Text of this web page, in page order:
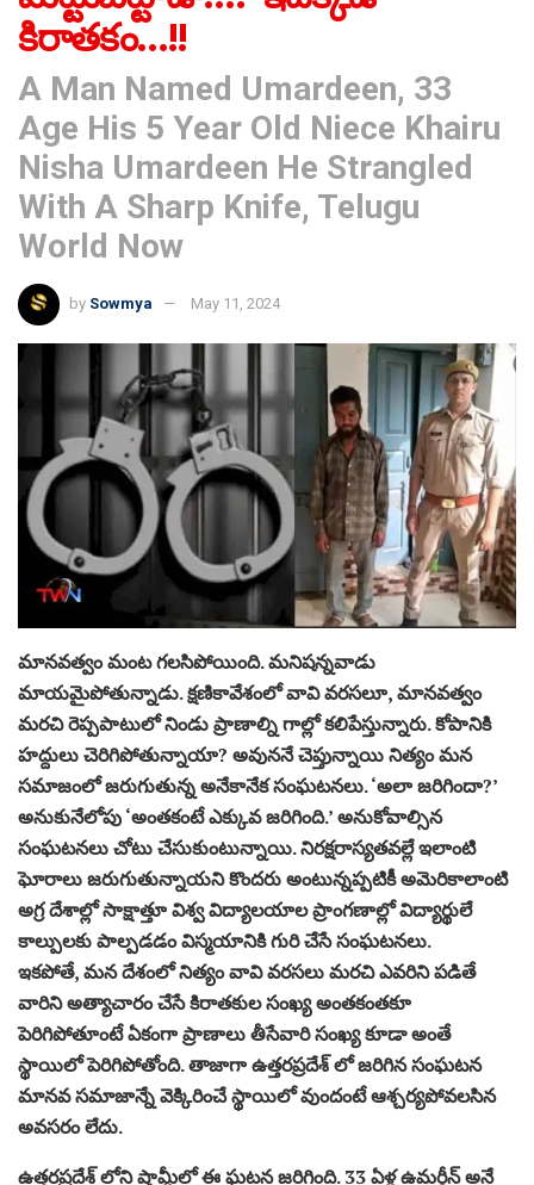
కిరాతకం…!!
A Man Named Umardeen, 33
Age His 5 Year Old Niece Khairu
Nisha Umardeen He Strangled
With A Sharp Knife, Telugu
World Now
by Sowmya May 11, 2024
మానవత్వం మంట గలసిపోయింది. మనిషన్నవాడు
మాయమైపోతున్నాడు. క్షణికావేశంలో వావి వరసలూ, మానవత్వం
మరచి రెప్పపాటులో నిండు ప్రాణాల్ని గాల్లో కలిపేస్తున్నారు. కోపానికి
హద్దులు చెరిగిపోతున్నాయా? అవుననే చెప్తున్నాయి నిత్యం మన
సమాజంలో జరుగుతున్న అనేకానేక సంఘటనలు. ‘అలా జరిగిందా?’
అనుకునేలోపు ‘అంతకంటే ఎక్కువ జరిగింది.’ అనుకోవాల్సిన
సంఘటనలు చోటు చేసుకుంటున్నాయి. నిరక్షరాస్యతవల్లే ఇలాంటి
ఘోరాలు జరుగుతున్నాయని కొందరు అంటున్నప్పటికీ అమెరికాలాంటి
అగ్ర దేశాల్లో సాక్షాత్తూ విశ్వ విద్యాలయాల ప్రాంగణాల్లో విద్యార్థులే
కాల్పులకు పాల్పడడం విస్మయానికి గురి చేసే సంఘటనలు.
ఇకపోతే, మన దేశంలో నిత్యం వావి వరసలు మరచి ఎవరిని పడితే
వారిని అత్యాచారం చేసే కిరాతకుల సంఖ్య అంతకంతకూ
పెరిగిపోతూంటే ఏకంగా ప్రాణాలు తీసేవారి సంఖ్య కూడా అంతే
స్థాయిలో పెరిగిపోతోంది. తాజాగా ఉత్తరప్రదేశ్ లో జరిగిన సంఘటన
మానవ సమాజాన్నే వెక్కిరించే స్థాయిలో వుందంటే ఆశ్చర్యపోవలసిన
అవసరం లేదు.
ఉత్తరప్రదేశ్ లోని షామ్లీలో ఈ ఘటన జరిగింది. 33 ఏళ్ల ఉమర్దీన్ అనే